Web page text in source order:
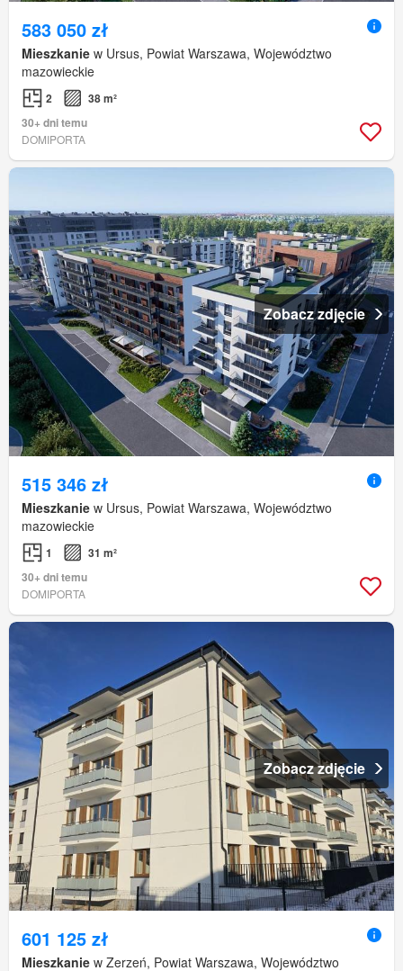
583 050 zł
Mieszkanie w Ursus, Powiat Warszawa, Województwo
mazowieckie
2
38 m²
30+ dni temu
DOMIPORTA
Zobacz zdjęcie
515 346 zł
Mieszkanie w Ursus, Powiat Warszawa, Województwo
mazowieckie
1
31 m²
30+ dni temu
DOMIPORTA
Zobacz zdjęcie
601 125 zł
Mieszkanie w Zerzeń, Powiat Warszawa, Województwo